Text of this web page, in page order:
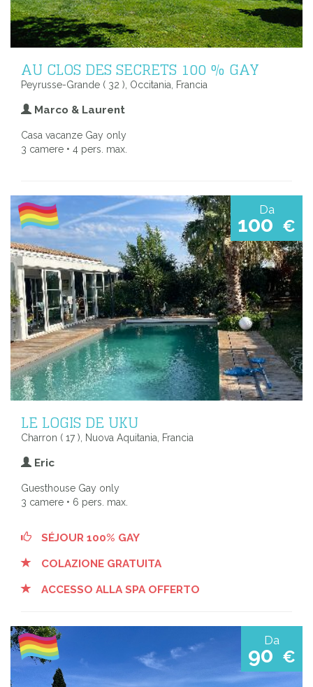
AU CLOS DES SECRETS 100 % GAY
Peyrusse-Grande ( 32 ), Occitania, Francia
Marco & Laurent
Casa vacanze Gay only
3 camere • 4 pers. max.
Da
100 €
LE LOGIS DE UKU
Charron ( 17 ), Nuova Aquitania, Francia
Eric
Guesthouse Gay only
3 camere • 6 pers. max.
SÉJOUR 100% GAY
COLAZIONE GRATUITA
ACCESSO ALLA SPA OFFERTO
Da
90 €